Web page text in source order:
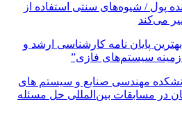
پول / شیوه‌های سنتی استفاده از
می‌کند
پایان ­نامه کارشناسی­ ارشد و
زمینه سیستم‌های فازی”
مهندسی صنایع و سیستم های
در مسابقات بین‌المللی حل مسئله